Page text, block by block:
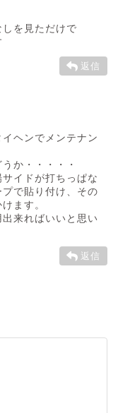
を見ただけで
返信
ヘンでメンテナン
か・・・・・
イドが打ちっぱな
で貼り付け、その
ます。
来ればいいと思い
返信